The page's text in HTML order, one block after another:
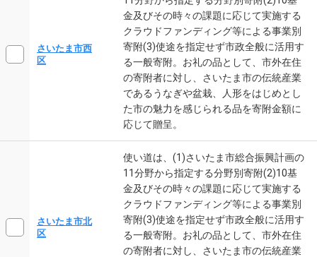
さいたま市西
区
金及びその時々の課題に応じて実施する
クラウドファンディング等による事業別
寄附(3)使途を指定せず市政全般に活用す
る一般寄附。お礼の品として、市外在住
の寄附者に対し、さいたま市の伝統産業
であるうなぎや盆栽、人形をはじめとし
た市の魅力を感じられる品を寄附金額に
応じて贈呈。
さいたま市北
区
使い道は、(1)さいたま市総合振興計画の
11分野から指定する分野別寄附(2)10基
金及びその時々の課題に応じて実施する
クラウドファンディング等による事業別
寄附(3)使途を指定せず市政全般に活用す
る一般寄附。お礼の品として、市外在住
の寄附者に対し、さいたま市の伝統産業